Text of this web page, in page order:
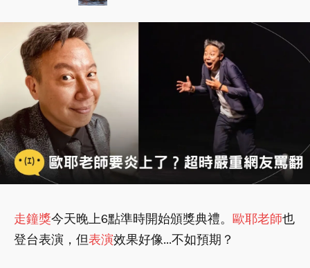
走鐘獎今天晚上6點準時開始頒獎典禮。 歐耶老師也
登台表演，但表演效果好像...不如預期？